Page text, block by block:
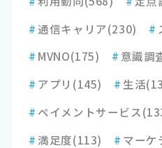
#通信キャリア(230) #
# MVNO(175) # 意識調
# アプリ (145) # 生活
# ペイメントサービス
#満足度(113) # マーケ